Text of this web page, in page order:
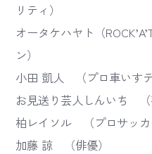
リティ）
オータケハヤト（
ン）
小田 凱人 （プロ車いすテ
お見送り芸人しんいち （
柏レイソル （プロサッカ
加藤 諒 （俳優）